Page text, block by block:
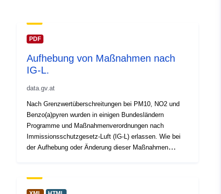
PDF
Aufhebung von Maßnahmen nach
IG-L.
data.gv.at
Nach Grenzwertüberschreitungen bei PM10, NO2 und
Benzo(a)pyren wurden in einigen Bundesländern
Programme und Maßnahmenverordnungen nach
Immissionsschutzgesetz-Luft (IG-L) erlassen. Wie bei
der Aufhebung oder Änderung dieser Maßnahmen
Zusammenarbeit mit Ämtern der Landesregierungen
Kriterien vorgeschlagen und darauf aufbauend Leitlinien